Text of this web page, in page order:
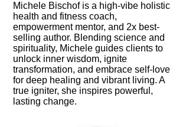
Michele Bischof is a high-vibe holistic
health and fitness coach,
empowerment mentor, and 2x best-
selling author. Blending science and
spirituality, Michele guides clients to
unlock inner wisdom, ignite
transformation, and embrace self-love
for deep healing and vibrant living. A
true igniter, she inspires powerful,
lasting change.